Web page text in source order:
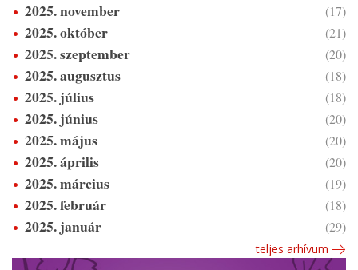
2025. november (17)
2025. október (21)
2025. szeptember (20)
2025. augusztus (18)
2025. július (18)
2025. június (20)
2025. május (20)
2025. április (20)
2025. március (19)
2025. február (18)
2025. január (29)
teljes arhívum